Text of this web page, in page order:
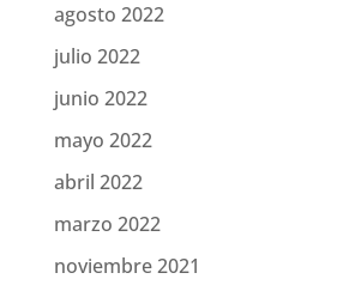
agosto 2022
julio 2022
junio 2022
mayo 2022
abril 2022
marzo 2022
noviembre 2021